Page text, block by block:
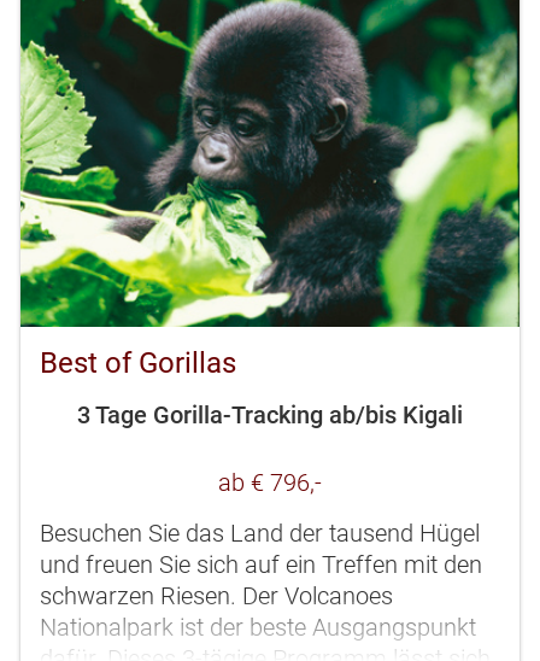
Best of Gorillas
3 Tage Gorilla-Tracking ab/bis Kigali
ab € 796,-
Besuchen Sie das Land der tausend Hügel
und freuen Sie sich auf ein Treffen mit den
schwarzen Riesen. Der Volcanoes
Nationalpark ist der beste Ausgangspunkt